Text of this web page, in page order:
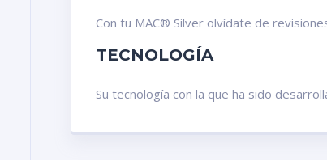
Con tu MAC® Silver olvídate de
TECNOLOGÍA
Su tecnología con la que ha sido